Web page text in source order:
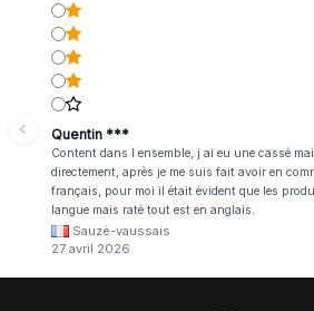
Quentin ***
Content dans l ensemble, j ai eu une cassé
directement, après je me suis fait avoir en
français, pour moi il était évident que les
langue mais raté tout est en anglais.
Sauzé-vaussais
27 avril 2026